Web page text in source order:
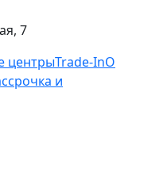
7
центрыTrade-InО
и